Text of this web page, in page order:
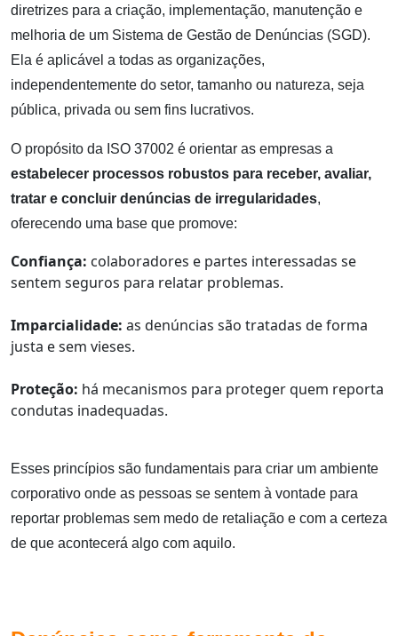
diretrizes para a criação, implementação, manutenção e
melhoria de um Sistema de Gestão de Denúncias (SGD).
Ela é aplicável a todas as organizações,
independentemente do setor, tamanho ou natureza, seja
pública, privada ou sem fins lucrativos.
O propósito da ISO 37002 é orientar as empresas a
estabelecer processos robustos para receber, avaliar,
tratar e concluir denúncias de irregularidades,
oferecendo uma base que promove:
Confiança: colaboradores e partes interessadas se
sentem seguros para relatar problemas.
Imparcialidade: as denúncias são tratadas de forma
justa e sem vieses.
Proteção: há mecanismos para proteger quem reporta
condutas inadequadas.
Esses princípios são fundamentais para criar um ambiente
corporativo onde as pessoas se sentem à vontade para
reportar problemas sem medo de retaliação e com a certeza
de que acontecerá algo com aquilo.